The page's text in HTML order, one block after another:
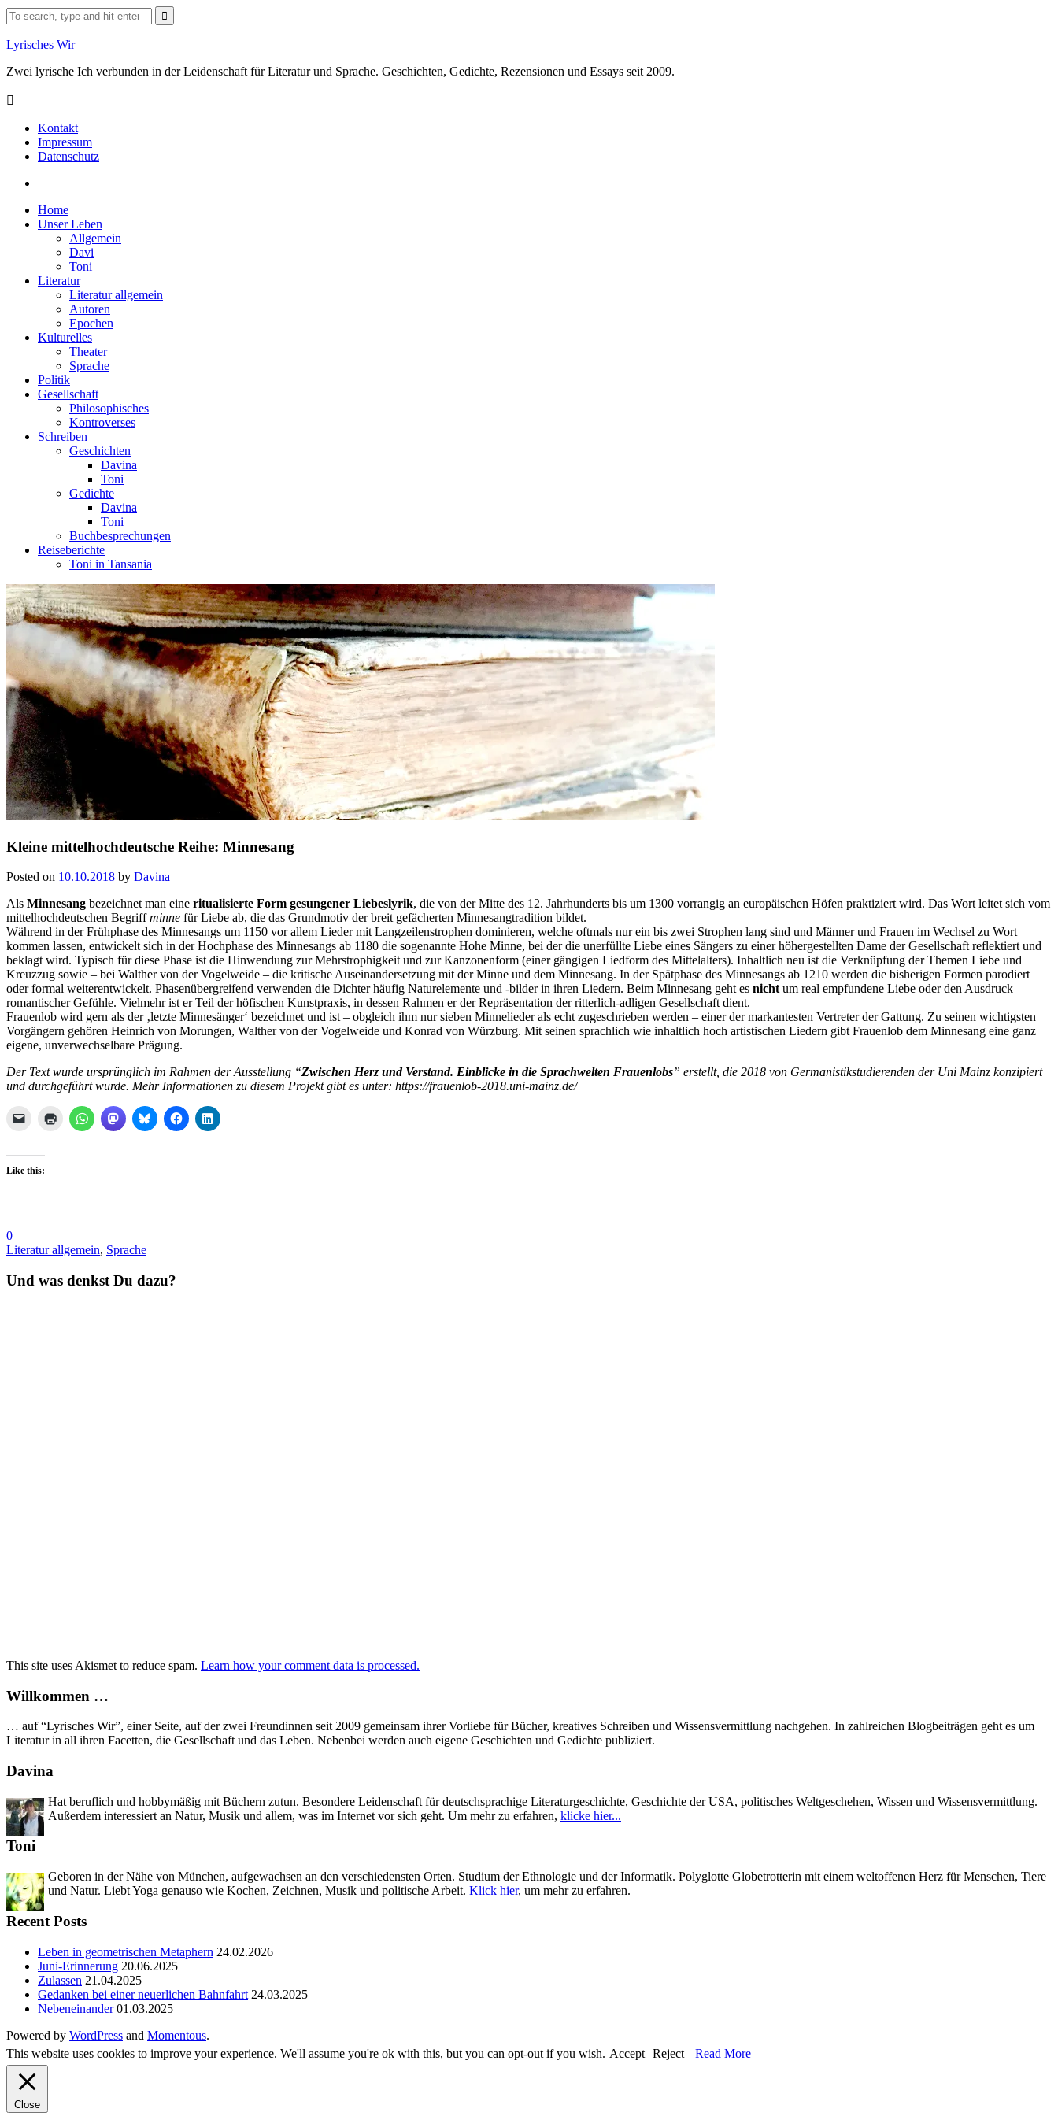
Skip
to
content
Search
for:
Lyrisches Wir
Zwei lyrische Ich verbunden in der Leidenschaft für Literatur und Sprache. Geschichten, Gedichte, Rezensionen und Essays seit 2009.
Kontakt
Impressum
Datenschutz
Home
Unser Leben
Allgemein
Davi
Toni
Literatur
Literatur allgemein
Autoren
Epochen
Kulturelles
Theater
Sprache
Politik
Gesellschaft
Philosophisches
Kontroverses
Schreiben
Geschichten
Davina
Toni
Gedichte
Davina
Toni
Buchbesprechungen
Reiseberichte
Toni in Tansania
Kleine mittelhochdeutsche Reihe: Minnesang
Posted on 10.10.2018 by Davina
Als Minnesang bezeichnet man eine ritualisierte Form gesungener Liebeslyrik, die von der Mitte des 12. Jahrhunderts bis um 1300 vorrangig an europäischen Höfen praktiziert wird. Das Wort leitet sich vom
mittelhochdeutschen Begriffminne für Liebe ab, die das Grundmotiv der breit gefächerten Minnesangtradition bildet.
Während in der Frühphase des Minnesangs um 1150 vor allem Lieder mit Langzeilenstrophen do­minieren, welche oftmals nur ein bis zwei Strophen lang sind und Männer und Frauen im Wechsel zu Wort
kommen lassen, entwickelt sich in der Hochphase des Minnesangs ab 1180 die sogenannte Hohe Minne, bei der die unerfüllte Liebe eines Sängers zu einer höhergestellten Dame der Gesell­schaft reflektiert und
beklagt wird. Typisch für diese Phase ist die Hinwendung zur Mehr­strophigkeit und zur Kanzonenform (einer gängigen Liedform des Mittelalters). Inhaltlich neu ist die Verknüpfung der Themen Liebe und
Kreuzzug sowie – bei Walther von der Vogelweide – die kritische Auseinandersetzung mit der Minne und dem Minnesang. In der Spätphase des Minnesangs ab 1210 werden die bisherigen Formen parodiert
oder formal weiterentwickelt. Phasenübergreifend verwenden die Dichter häufig Naturelemente und -bilder in ihren Liedern. Beim Minnesang geht es nichtum real empfundene Liebe oder den Ausdruck
romantischer Gefühle. Vielmehr ist er Teil der höfischen Kunstpraxis, in dessen Rahmen er der Repräsentation der ritterlich-adligen Gesellschaft dient.
Frauenlob wird gern als der ‚letzte Minnesänger‘ bezeichnet und ist – obgleich ihm nur sieben Minnelieder als echt zugeschrieben werden – einer der markantesten Vertreter der Gattung. Zu seinen wichtigsten
Vorgängern gehören Heinrich von Morungen, Walther von der Vogelweide und Konrad von Würzburg. Mit seinen sprachlich wie inhaltlich hoch artistischen Liedern gibt Frauenlob dem Minnesang eine ganz
eigene, unverwechselbare Prägung.
Der Text wurde ursprünglich im Rahmen der Ausstellung “Zwischen Herz und Verstand. Einblicke in die Sprachwelten Frauenlobs” erstellt, die 2018 von Germanistikstudierenden der Uni Mainz konzipiert
und durchgeführt wurde. Mehr Informationen zu diesem Projekt gibt es unter: https://frauenlob-2018.uni-mainz.de/
Like this:
0
Literatur allgemein, Sprache
Und was denkst Du dazu?
This site uses Akismet to reduce spam. Learn how your comment data is processed.
Willkommen …
… auf “Lyrisches Wir”, einer Seite, auf der zwei Freundinnen seit 2009 gemeinsam ihrer Vorliebe für Bücher, kreatives Schreiben und Wissensvermittlung nachgehen. In zahlreichen Blogbeiträgen geht es um
Literatur in all ihren Facetten, die Gesellschaft und das Leben. Nebenbei werden auch eigene Geschichten und Gedichte publiziert.
Davina
Hat beruflich und hobbymäßig mit Büchern zutun. Besondere Leidenschaft für deutschsprachige Literaturgeschichte, Geschichte der USA, politisches Weltgeschehen, Wissen und Wissensvermittlung.
Außerdem interessiert an Natur, Musik und allem, was im Internet vor sich geht. Um mehr zu erfahren, klicke hier...
Toni
Geboren in der Nähe von München, aufgewachsen an den verschiedensten Orten. Studium der Ethnologie und der Informatik. Polyglotte Globetrotterin mit einem weltoffenen Herz für Menschen, Tiere
und Natur. Liebt Yoga genauso wie Kochen, Zeichnen, Musik und politische Arbeit. Klick hier, um mehr zu erfahren.
Recent Posts
Leben in geometrischen Metaphern 24.02.2026
Juni-Erinnerung 20.06.2025
Zulassen 21.04.2025
Gedanken bei einer neuerlichen Bahnfahrt 24.03.2025
Nebeneinander 01.03.2025
Powered by WordPress and Momentous.
This website uses cookies to improve your experience. We'll assume you're ok with this, but you can opt-out if you wish. Accept Reject Read More
Close